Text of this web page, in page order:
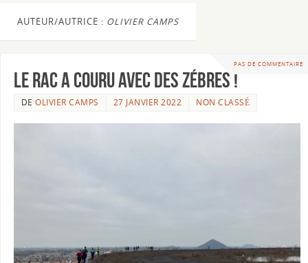
AUTEUR/AUTRICE : OLIVIER CAMPS
PAS DE COMMENTAIRE
Le RAC a couru avec des Zébres !
DEOLIVIER CAMPS 27 JANVIER 2022 NON CLASSÉ